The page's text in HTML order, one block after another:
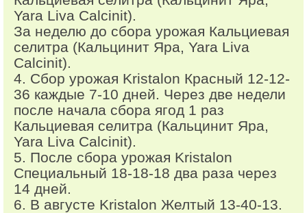
Yara Liva Calcinit).
За неделю до сбора урожая Кальциевая
селитра (Кальцинит Яра, Yara Liva
Calcinit).
4. Сбор урожая Kristalon Красный 12-12-
36 каждые 7-10 дней. Через две недели
после начала сбора ягод 1 раз
Кальциевая селитра (Кальцинит Яра,
Yara Liva Calcinit).
5. После сбора урожая Kristalon
Специальный 18-18-18 два раза через
14 дней.
6. В августе Kristalon Желтый 13-40-13.